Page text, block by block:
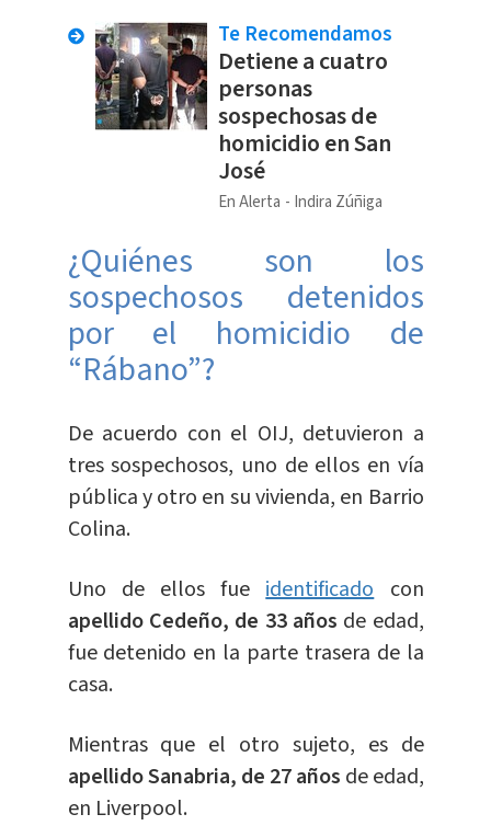
Te Recomendamos
Detiene a cuatro
personas
sospechosas de
homicidio en San
José
En Alerta Indira Zúñiga
¿Quiénes son los
sospechosos detenidos
por el homicidio de
“Rábano”?
De acuerdo con el OIJ, detuvieron a
tres sospechosos, uno de ellos en vía
pública y otro en su vivienda, en Barrio
Colina.
Uno de ellos fueidentificadocon
apellido Cedeño, de 33 años de edad,
fue detenido en la parte trasera de la
casa.
Mientras que el otro sujeto, es de
apellido Sanabria, de 27 años de edad,
en Liverpool.